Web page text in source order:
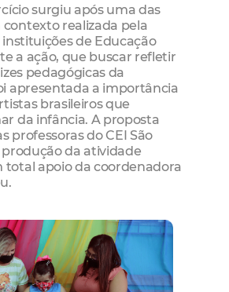
surgiu após uma das
realizada pela
de Educação
a ação, que buscar refletir
pedagógicas da
apresentada a importância
brasileiros que
da infância. A proposta
professoras do CEI São
produção da atividade
total apoio da coordenadora